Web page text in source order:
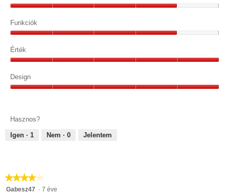
4/5
Funkciók
4/5
Érték
5/5
Design
Hasznos?
Igen · 1 Nem · 0 Jelentem
★★★★★
★★★★★
4/5
Gabesz47 · 7 éve